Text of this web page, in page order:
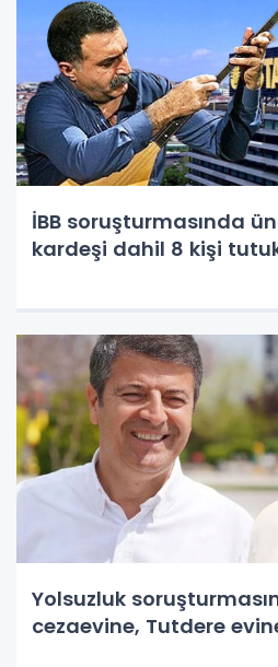
İBB soruşturmasında
kardeşi dahil 8 kişi
Yolsuzluk
cezaevine, Tutdere